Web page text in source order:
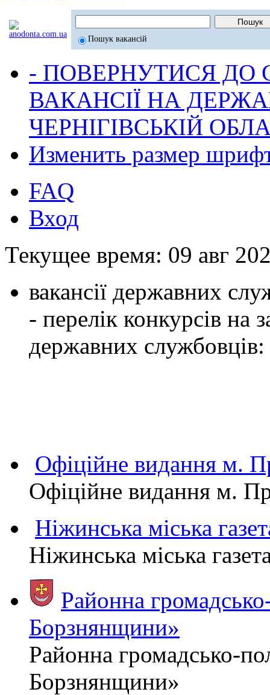
Пошук вакансій
- ПОВЕРНУТИСЯ ДО
ВАКАНСІЇ НА
ЧЕРНІГІВСЬКІЙ
Изменить размер
FAQ
Вход
Текущее время: 09 авг
вакансії державних
- перелік конкурсів на
державних службовців:
Офіційне видання
Офіційне видання м.
Ніжинська міська
Ніжинська міська
Районна
Борзнянщини»
Районна громадсько-
Борзнянщини»